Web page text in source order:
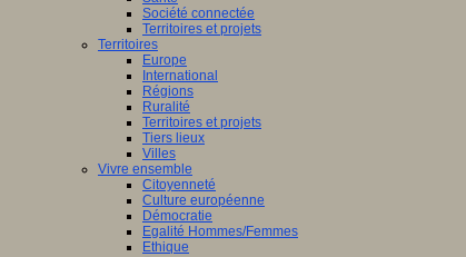
Société connectée
Territoires et projets
Territoires
Europe
International
Régions
Ruralité
Territoires et projets
Tiers lieux
Villes
Vivre ensemble
Citoyenneté
Culture européenne
Démocratie
Egalité Hommes/Femmes
Ethique